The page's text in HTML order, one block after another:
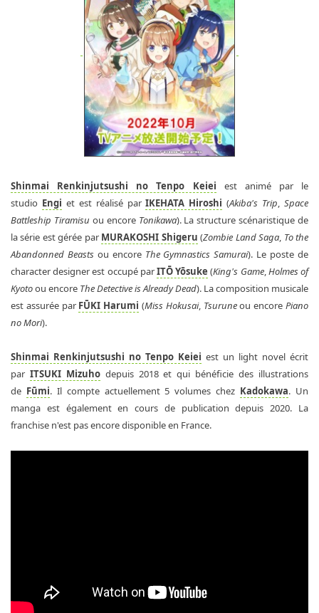
Shinmai Renkinjutsushi no Tenpo Keiei est animé par le
studio Engi et est réalisé parIKEHATA Hiroshi (Akiba's Trip,Space
Battleship Tiramisu ou encore Tonikawa). La structure scénaristique de
la série est gérée par MURAKOSHI Shigeru (Zombie Land Saga, To the
Abandonned Beastsou encore The Gymnastics Samurai). Le poste de
character designer est occupé parITŌ Yōsuke (King's Game,Holmes of
Kyotoou encore The Detective is Already Dead). La composition musicale
est assurée par FŪKI Harumi (Miss Hokusai, Tsuruneou encorePiano
no Mori).
Shinmai Renkinjutsushi no Tenpo Keiei est un light novel écrit
par ITSUKI Mizuhodepuis 2018 et qui bénéficie des illustrations
de Fūmi. Il compte actuellement 5 volumes chez Kadokawa. Un
manga est également en cours de publication depuis 2020. La
franchise n'est pas encore disponible en France.